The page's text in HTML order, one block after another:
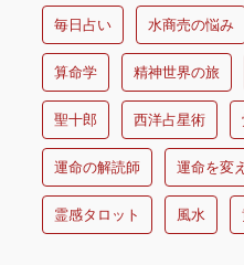
毎日占い 水商売の悩み
算命学 精神世界の旅
聖十郎 西洋占星術
運命の解読師 運命を変
霊感タロット 風水